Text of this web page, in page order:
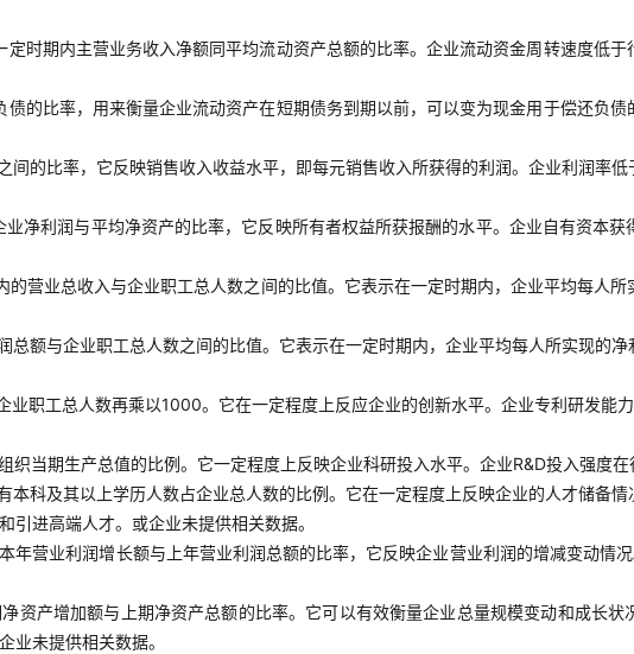
定时期内主营业务收入净额同平均流动资产总额的比率。企业流动资金周转速度低
的比率，用来衡量企业流动资产在短期债务到期以前，可以变为现金用于偿还负
间的比率，它反映销售收入收益水平，即每元销售收入所获得的利润。企业利润率
净利润与平均净资产的比率，它反映所有者权益所获报酬的水平。企业自有资本
的营业总收入与企业职工总人数之间的比值。它表示在一定时期内，企业平均每人
总额与企业职工总人数之间的比值。它表示在一定时期内，企业平均每人所实现的
业职工总人数再乘以1000。它在一定程度上反应企业的创新水平。企业专利研发能
织当期生产总值的比例。它一定程度上反映企业科研投入水平。企业R&D投入强度在
本科及其以上学历人数占企业总人数的比例。它在一定程度上反映企业的人才储备
进高端人才。或企业未提供相关数据。
年营业利润增长额与上年营业利润总额的比率，它反映企业营业利润的增减变动情
资产增加额与上期净资产总额的比率。它可以有效衡量企业总量规模变动和成长
业未提供相关数据。